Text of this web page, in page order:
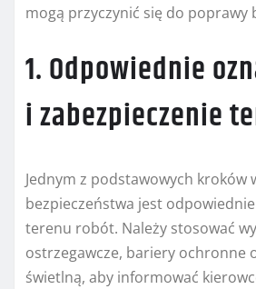
mogą przyczynić się do poprawy
1. Odpowiednie
i zabezpieczenie
Jednym z podstawowych kroków
bezpieczeństwa jest
terenu robót. Należy stosować
ostrzegawcze, bariery ochronne
świetlną, aby informować